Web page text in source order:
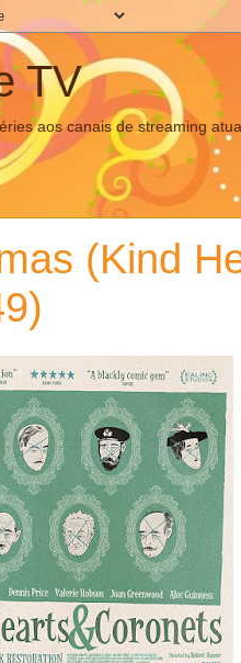
TV
aos canais de streaming
(Kind